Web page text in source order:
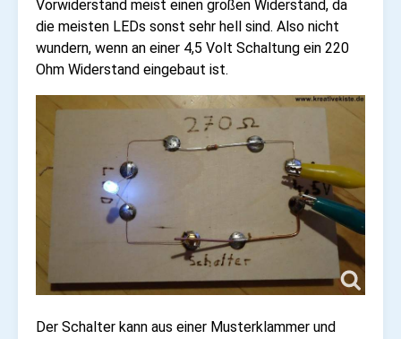
Vorwiderstand meist einen großen Widerstand, da
die meisten LEDs sonst sehr hell sind. Also nicht
wundern, wenn an einer 4,5 Volt Schaltung ein 220
Ohm Widerstand eingebaut ist.
Der Schalter kann aus einer Musterklammer und